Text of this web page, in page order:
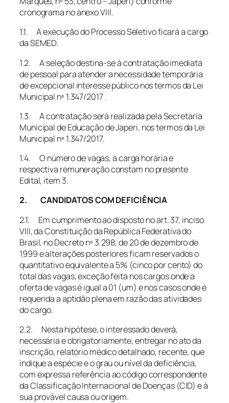
cronograma no anexo VIII.
1.1. A execução do Processo Seletivo ficará a cargo
da SEMED.
1.2. A seleção destina-se à contratação imediata
de pessoal para atender a necessidade temporária
de excepcional interesse público nos termos da Lei
Municipal nº 1.347/2017 .
1.3. A contratação será realizada pela Secretaria
Municipal de Educação de Japeri, nos termos da Lei
Municipal nº 1.347/2017.
1.4. O número de vagas, a carga horária e
respectiva remuneração constam no presente
Edital, item 3.
2. CANDIDATOS COM DEFICIÊNCIA
2.1. Em cumprimento ao disposto no art. 37, inciso
VIII, da Constituição da República Federativa do
Brasil, no Decreto nº 3.298, de 20 de dezembro de
1999 e alterações posteriores ficam reservados o
quantitativo equivalente a 5% (cinco por cento) do
total das vagas, exceção feita nos cargos onde a
oferta de vagas é igual a 01 (um) e nos casos onde é
requerida a aptidão plena em razão das atividades
do cargo.
2.2. Nesta hipótese, o interessado deverá,
necessária e obrigatoriamente, entregar no ato da
inscrição, relatório médico detalhado, recente, que
indique a espécie e o grau ou nível da deficiência,
com expressa referência ao código correspondente
da Classificação Internacional de Doenças (CID) e à
sua provável causa ou origem.